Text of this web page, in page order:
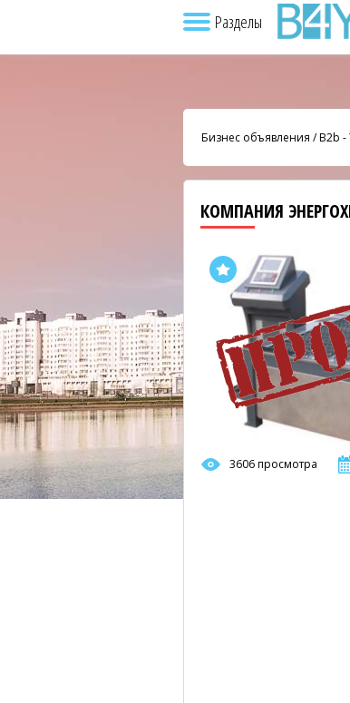
Разделы
Бизнес объявления /B2b
КОМПАНИЯ
3606 просмотра